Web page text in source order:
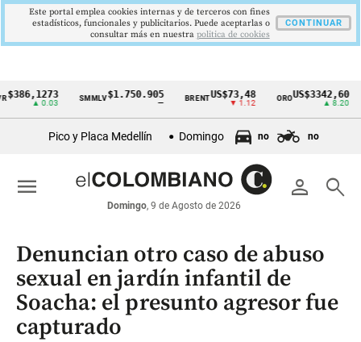
Cintillo
económicos
Colombia
▲ 0.03
SMMLV$1.750.905 BRENT US$73,48
▼ 1.12
ORO US$3342,60
▲ 8.20
Pico y Placa Medellín Domingo no no
person search
Domingo, 9 de Agosto de 2026
menu
Denuncian otro caso de abuso
sexual en jardín infantil de
Soacha: el presunto agresor fue
capturado
Este portal emplea cookies internas y de terceros con fines
estadísticos, funcionales y publicitarios. Puede aceptarlas o
consultar más en nuestra politica de cookies
CONTINUAR